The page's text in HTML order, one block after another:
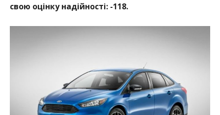
свою оцінку надійності: -118.